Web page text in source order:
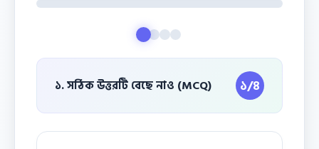
১. সঠিক উত্তরটি বেছে নাও (MCQ) ১/৪